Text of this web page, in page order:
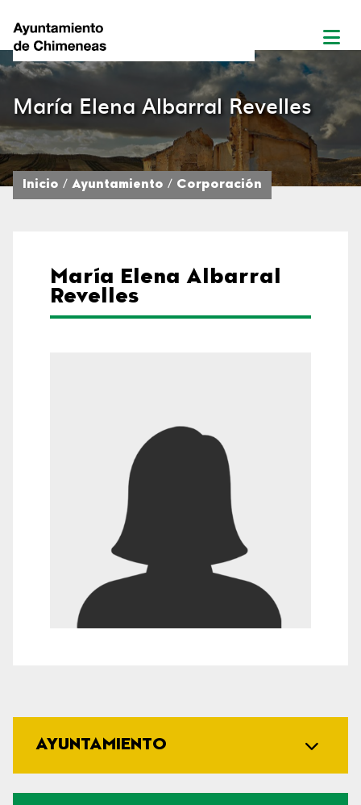
María Elena Albarral Revelles
Inicio Ayuntamiento Corporación
AYUNTAMIENTO
María Elena Albarral
Revelles